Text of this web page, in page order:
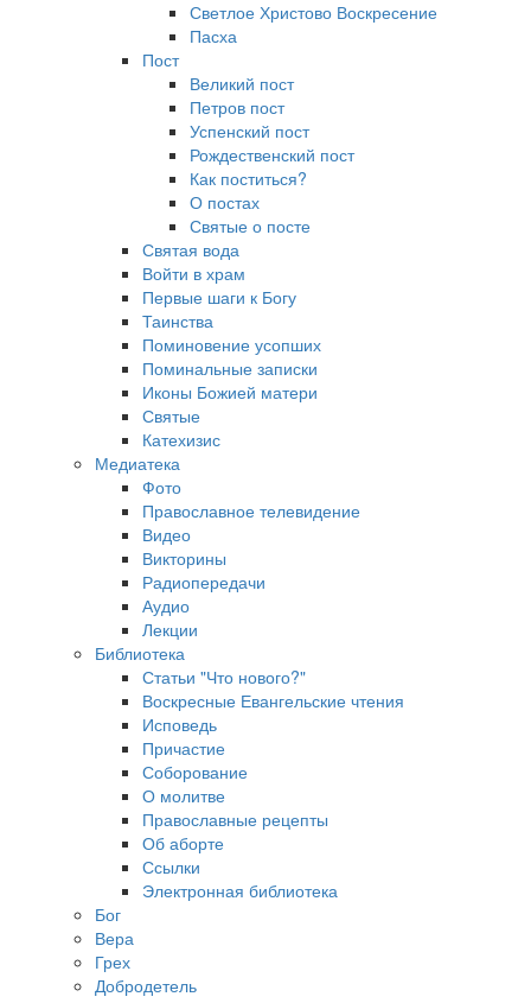
Светлое Христово Воскресение
Пасха
Пост
Великий пост
Петров пост
Успенский пост
Рождественский пост
Как поститься?
О постах
Святые о посте
Святая вода
Войти в храм
Первые шаги к Богу
Таинства
Поминовение усопших
Поминальные записки
Иконы Божией матери
Святые
Катехизис
Медиатека
Фото
Православное телевидение
Видео
Викторины
Радиопередачи
Аудио
Лекции
Библиотека
Статьи "Что нового?"
Воскресные Евангельские чтения
Исповедь
Причастие
Соборование
О молитве
Православные рецепты
Об аборте
Ссылки
Электронная библиотека
Бог
Вера
Грех
Добродетель